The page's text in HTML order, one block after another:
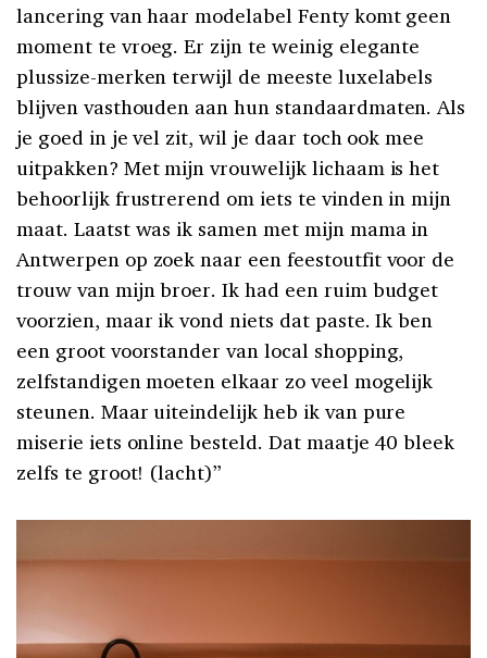
lancering van haar modelabel Fenty komt geen
moment te vroeg. Er zijn te weinig elegante
plussize-merken terwijl de meeste luxelabels
blijven vasthouden aan hun standaardmaten. Als
je goed in je vel zit, wil je daar toch ook mee
uitpakken? Met mijn vrouwelijk lichaam is het
behoorlijk frustrerend om iets te vinden in mijn
maat. Laatst was ik samen met mijn mama in
Antwerpen op zoek naar een feestoutfit voor de
trouw van mijn broer. Ik had een ruim budget
voorzien, maar ik vond niets dat paste. Ik ben
een groot voorstander van local shopping,
zelfstandigen moeten elkaar zo veel mogelijk
steunen. Maar uiteindelijk heb ik van pure
miserie iets online besteld. Dat maatje 40 bleek
zelfs te groot! (lacht)”